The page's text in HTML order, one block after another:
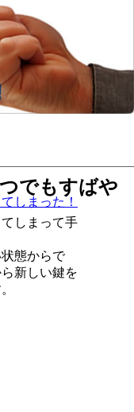
でもすばや
しまった！
しまって手
態からで
新しい鍵を